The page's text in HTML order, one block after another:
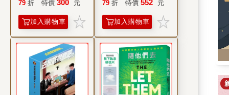
79 折 特價 300 元
加入購物車
數不完的歡樂吐槽
× 熱血戰鬥！
79 折 特價 552 元
加入購物車